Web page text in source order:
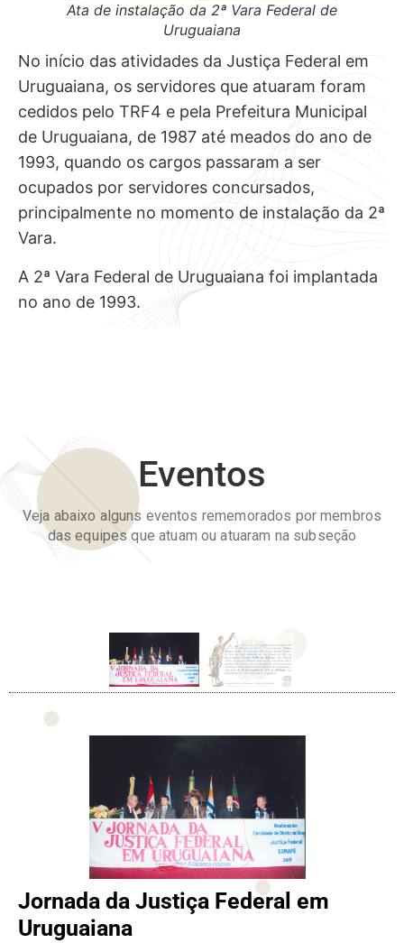
Ata de instalação da 2ª Vara Federal de
Uruguaiana
No início das atividades da Justiça Federal em
Uruguaiana, os servidores que atuaram foram
cedidos pelo TRF4 e pela Prefeitura Municipal
de Uruguaiana, de 1987 até meados do ano de
1993, quando os cargos passaram a ser
ocupados por servidores concursados,
principalmente no momento de instalação da 2ª
Vara.
A 2ª Vara Federal de Uruguaiana foi implantada
no ano de 1993.
Eventos
Veja abaixo alguns eventos rememorados por membros
das equipes que atuam ou atuaram na subseção
Jornada da Justiça Federal em
Uruguaiana